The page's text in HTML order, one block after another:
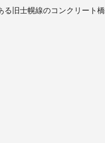
る旧士幌線のコンクリート橋